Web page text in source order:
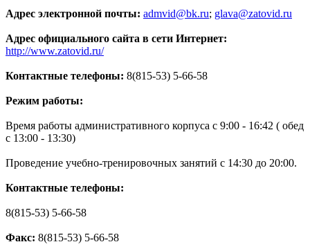
Адрес электронной почты: admvid@bk.ru; glava@zatovid.ru
Адрес официального сайта в сети Интернет:
http://www.zatovid.ru/
Контактные телефоны: 8(815-53) 5-66-58
Режим работы:
Время работы административного корпуса с 9:00 - 16:42 ( обед
с 13:00 - 13:30)
Проведение учебно-тренировочных занятий с 14:30 до 20:00.
Контактные телефоны:
8(815-53) 5-66-58
Факс: 8(815-53) 5-66-58